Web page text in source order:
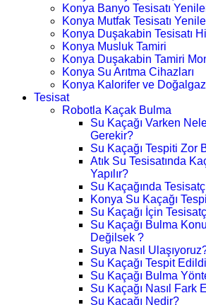
Konya Banyo Tesisatı
Konya Mutfak Tesisatı
Konya Duşakabin Tesisatı
Konya Musluk Tamiri
Konya Duşakabin Tamiri
Konya Su Arıtma Cihazları
Konya Kalorifer ve Doğalgaz
Tesisat
Robotla Kaçak Bulma
Su Kaçağı Varken
Gerekir?
Su Kaçağı Tespiti Zor
Atık Su Tesisatında
Yapılır?
Su Kaçağında
Konya Su Kaçağı
Su Kaçağı İçin
Su Kaçağı Bulma
Değilsek ?
Suya Nasıl
Su Kaçağı Tespit
Su Kaçağı Bulma
Su Kaçağı Nasıl Fark
Su Kaçağı Nedir?